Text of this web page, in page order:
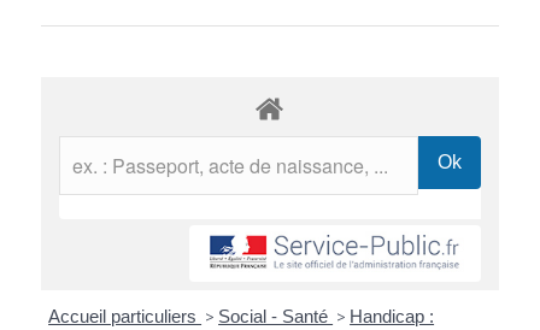
Accueil particuliers > Social - Santé > Handicap :